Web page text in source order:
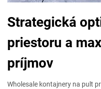
Strategická
priestoru a
príjmov
Wholesale kontajnery na pult